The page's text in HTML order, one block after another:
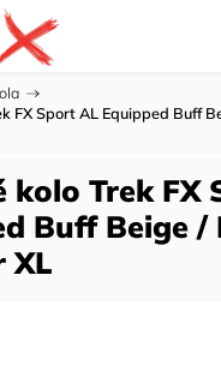
/
FX Sport AL Equipped Buff
kolo Trek FX
Buff Beige /
XL